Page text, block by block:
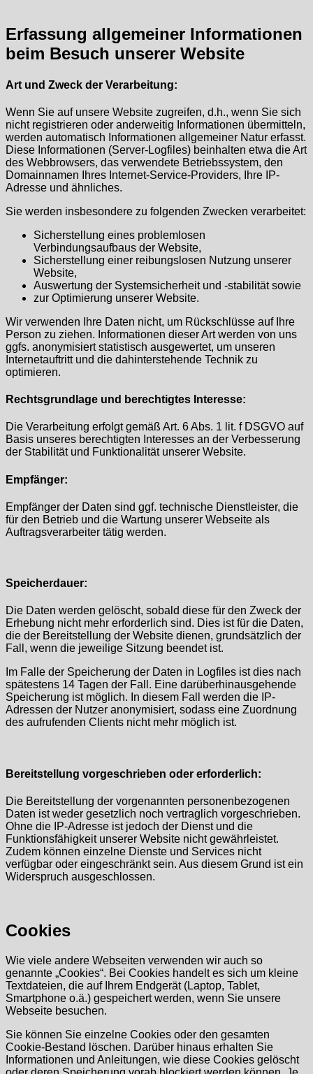
Erfassung allgemeiner Informationen
beim Besuch unserer Website
Art und Zweck der Verarbeitung:
Wenn Sie auf unsere Website zugreifen, d.h., wenn Sie sich
nicht registrieren oder anderweitig Informationen übermitteln,
werden automatisch Informationen allgemeiner Natur erfasst.
Diese Informationen (Server-Logfiles) beinhalten etwa die Art
des Webbrowsers, das verwendete Betriebssystem, den
Domainnamen Ihres Internet-Service-Providers, Ihre IP-
Adresse und ähnliches.
Sie werden insbesondere zu folgenden Zwecken verarbeitet:
Sicherstellung eines problemlosen
Verbindungsaufbaus der Website,
Sicherstellung einer reibungslosen Nutzung unserer
Website,
Auswertung der Systemsicherheit und -stabilität sowie
zur Optimierung unserer Website.
Wir verwenden Ihre Daten nicht, um Rückschlüsse auf Ihre
Person zu ziehen. Informationen dieser Art werden von uns
ggfs. anonymisiert statistisch ausgewertet, um unseren
Internetauftritt und die dahinterstehende Technik zu
optimieren.
Rechtsgrundlage und berechtigtes Interesse:
Die Verarbeitung erfolgt gemäß Art. 6 Abs. 1 lit. f DSGVO auf
Basis unseres berechtigten Interesses an der Verbesserung
der Stabilität und Funktionalität unserer Website.
Empfänger:
Empfänger der Daten sind ggf. technische Dienstleister, die
für den Betrieb und die Wartung unserer Webseite als
Auftragsverarbeiter tätig werden.
Speicherdauer:
Die Daten werden gelöscht, sobald diese für den Zweck der
Erhebung nicht mehr erforderlich sind. Dies ist für die Daten,
die der Bereitstellung der Website dienen, grundsätzlich der
Fall, wenn die jeweilige Sitzung beendet ist.
Im Falle der Speicherung der Daten in Logfiles ist dies nach
spätestens 14 Tagen der Fall. Eine darüberhinausgehende
Speicherung ist möglich. In diesem Fall werden die IP-
Adressen der Nutzer anonymisiert, sodass eine Zuordnung
des aufrufenden Clients nicht mehr möglich ist.
Bereitstellung vorgeschrieben oder erforderlich:
Die Bereitstellung der vorgenannten personenbezogenen
Daten ist weder gesetzlich noch vertraglich vorgeschrieben.
Ohne die IP-Adresse ist jedoch der Dienst und die
Funktionsfähigkeit unserer Website nicht gewährleistet.
Zudem können einzelne Dienste und Services nicht
verfügbar oder eingeschränkt sein. Aus diesem Grund ist ein
Widerspruch ausgeschlossen.
Cookies
Wie viele andere Webseiten verwenden wir auch so
genannte „Cookies“. Bei Cookies handelt es sich um kleine
Textdateien, die auf Ihrem Endgerät (Laptop, Tablet,
Smartphone o.ä.) gespeichert werden, wenn Sie unsere
Webseite besuchen.
Sie können Sie einzelne Cookies oder den gesamten
Cookie-Bestand löschen. Darüber hinaus erhalten Sie
Informationen und Anleitungen, wie diese Cookies gelöscht